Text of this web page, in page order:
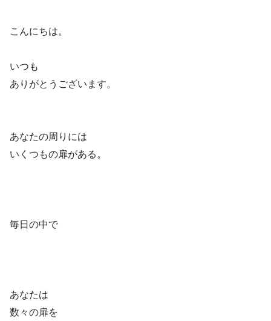
こんにちは。
いつも
ありがとうございます。
あなたの周りには
いくつもの扉がある。
毎日の中で
あなたは
数々の扉を